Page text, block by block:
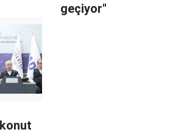
geçiyor"